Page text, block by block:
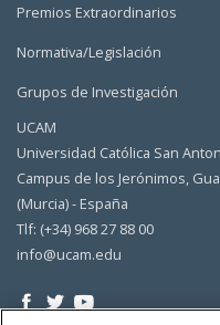
Premios Extraordinarios
Normativa/Legislación
Grupos de Investigación
UCAM
Universidad Católica San
Campus de los Jerónimos,
(Murcia) - España
Tlf: (+34) 968 27 88 00
info@ucam.edu